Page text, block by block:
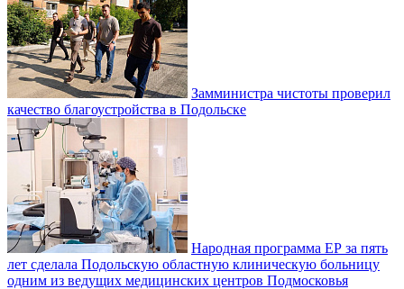
Замминистра чистоты проверил
качество благоустройства в Подольске
Народная программа ЕР за пять
лет сделала Подольскую областную клиническую больницу
одним из ведущих медицинских центров Подмосковья